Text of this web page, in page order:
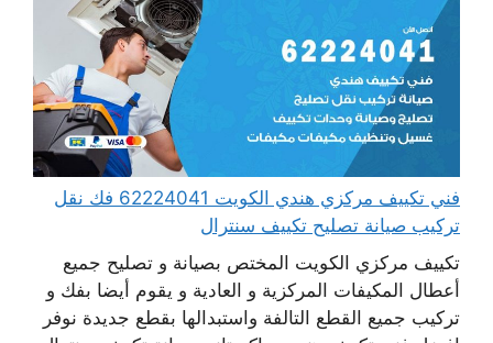
فني تكييف مركزي هندي الكويت 62224041 فك نقل
تركيب صيانة تصليح تكييف سنترال
تكييف مركزي الكويت المختص بصيانة و تصليح جميع
أعطال المكيفات المركزية و العادية و يقوم أيضا بفك و
تركيب جميع القطع التالفة واستبدالها بقطع جديدة نوفر